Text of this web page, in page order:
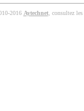
2016 Aytechnet, consultez les